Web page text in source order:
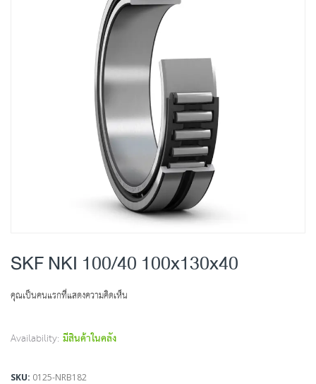
end
of
images
gallery
to
the
SKF NKI 100/40 100x130x40
คุณเป็นคนแรกที่แสดงความคิดเห็น
Availability: มีสินค้าในคลัง
SKU 0125-NRB182